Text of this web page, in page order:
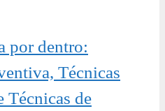
por dentro:
Técnicas
Técnicas de